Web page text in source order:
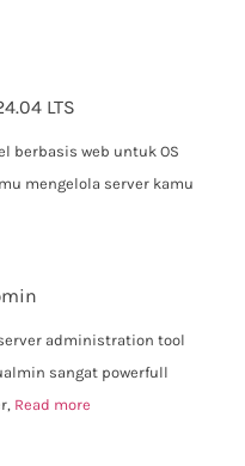
LTS
berbasis web untuk OS
mengelola server kamu
administration tool
sangat powerfull
Read more